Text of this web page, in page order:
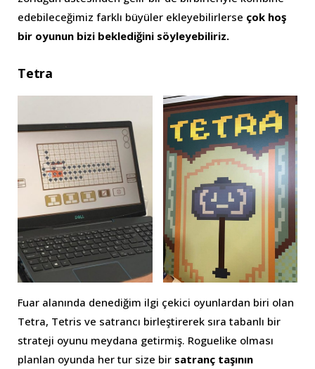
edebileceğimiz farklı büyüler ekleyebilirlerse çok hoş
bir oyunun bizi beklediğini söyleyebiliriz.
Tetra
Fuar alanında denediğim ilgi çekici oyunlardan biri olan
Tetra, Tetris ve satrancı birleştirerek sıra tabanlı bir
strateji oyunu meydana getirmiş. Roguelike olması
planlan oyunda her tur size bir satranç taşının